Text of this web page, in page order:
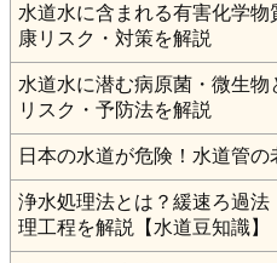
水道水に含まれる有害化学
康リスク・対策を解説
水道水に潜む病原菌・微生
リスク・予防法を解説
日本の水道が危険！水道管の
浄水処理法とは？緩速ろ過
理工程を解説【水道豆知識】